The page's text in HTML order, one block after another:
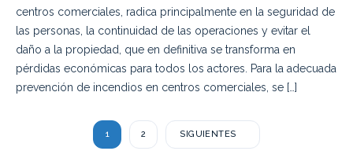
centros comerciales, radica principalmente en la seguridad de
las personas, la continuidad de las operaciones y evitar el
daño a la propiedad, que en definitiva se transforma en
pérdidas económicas para todos los actores. Para la adecuada
prevención de incendios en centros comerciales, se […]
1 2 SIGUIENTES